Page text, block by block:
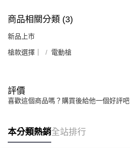
商品相關分類 (3)
新品上市
槍款選擇｜ 電動槍
評價
喜歡這個商品嗎？購買後給他一個好評吧
本分類熱銷全站排行